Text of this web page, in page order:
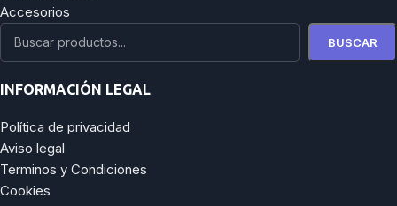
Accesorios
BUSCAR
INFORMACIÓN LEGAL
Política de privacidad
Aviso legal
Terminos y Condiciones
Cookies